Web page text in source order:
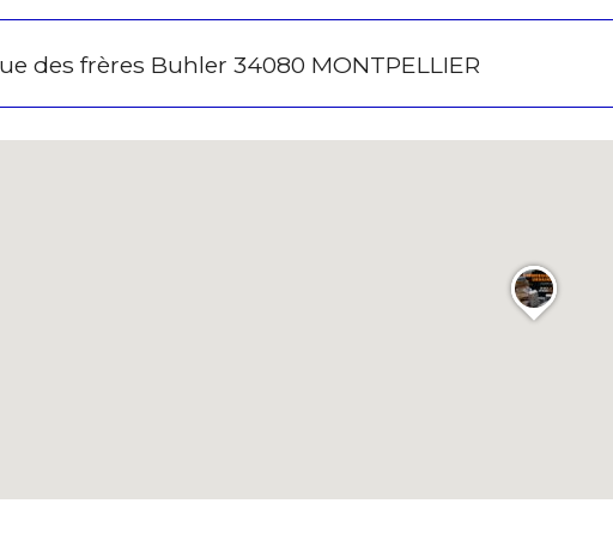
des frères Buhler 34080 MONTPELLIER